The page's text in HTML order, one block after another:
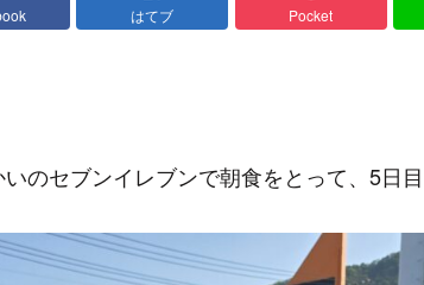
はてブ Pocket
のセブンイレブンで朝食をとって、5日目